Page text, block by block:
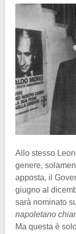
Allo stesso
genere,
apposta, il
giugno al
sarà nominato
napoletano
Ma questa è